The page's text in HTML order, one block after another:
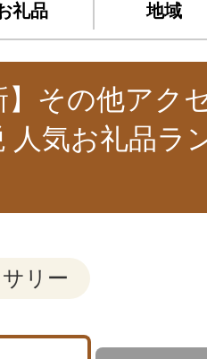
礼品 地域
】その他アク
人気お礼品ラ
リー